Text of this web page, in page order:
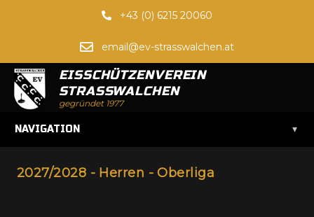
+43 (0) 6215 20060
email@ev-strasswalchen.at
EISSCHÜTZENVEREIN
STRASSWALCHEN
gegründet 1977
NAVIGATION ▾
2027/2028 - Herren - Oberliga